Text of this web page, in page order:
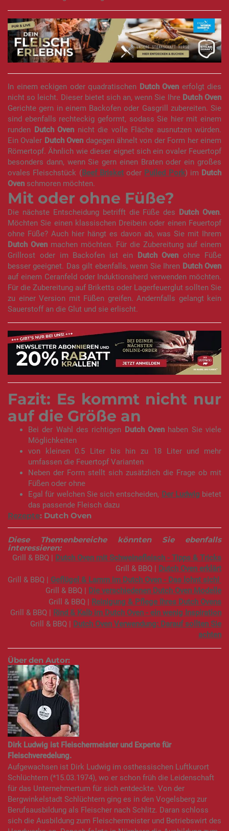
In einem eckigen oder quadratischen Dutch Oven erfolgt dies
nicht so leicht. Dieser bietet sich an, wenn Sie Ihre Dutch Oven
Gerichte gern in einem Backofen oder Gasgrill zubereiten. Sie
sind ebenfalls rechteckig geformt, sodass Sie hier mit einem
runden Dutch Oven nicht die volle Fläche ausnutzen würden.
Ein Ovaler Dutch Oven dagegen ähnelt von der Form her einem
Römertopf. Ähnlich wie dieser eignet sich ein ovaler Feuertopf
besonders dann, wenn Sie gern einen Braten oder ein großes
ovales Fleischstück (Beef Brisketoder Pulled Pork) im Dutch
Oven schmoren möchten.
Mit oder ohne Füße?
Die nächste Entscheidung betrifft die Füße des Dutch Oven.
Möchten Sie einen klassischen Dreibein oder einen Feuertopf
ohne Füße? Auch hier hängt es davon ab, was Sie mit Ihrem
Dutch Oven machen möchten. Für die Zubereitung auf einem
Grillrost oder im Backofen ist ein Dutch Oven ohne Füße
besser geeignet. Das gilt ebenfalls, wenn Sie Ihren Dutch Oven
auf einem Ceranfeld oder Induktionsherd verwenden möchten.
Für die Zubereitung auf Briketts oder Lagerfeuerglut sollten Sie
zu einer Version mit Füßen greifen. Andernfalls gelangt kein
Sauerstoff an die Glut und sie erlischt.
Fazit: Es kommt nicht nur
auf die Größe an
Bei der Wahl des richtigen Dutch Oven haben Sie viele
Möglichkeiten
von kleinen 0.5 Liter bis hin zu 18 Liter und mehr
umfassen die Feuertopf Varianten
Neben der Form stellt sich zusätzlich die Frage ob mit
Füßen oder ohne
Egal für welchen Sie sich entscheiden, Der Ludwig bietet
das passende Fleisch dazu
Rezepte: Dutch Oven
Diese Themenbereiche könnten Sie ebenfalls
interessieren:
Grill & BBQ | Dutch Oven mit Schweinefleisch - Tipps & Tricks
Grill & BBQ | Dutch Oven erklärt
Grill & BBQ | Geflügel & Lamm im Dutch Oven - Das lohnt sich!
Grill & BBQ | Die verschiedenen Dutch Oven Modelle
Grill & BBQ | Reinigung & Pflege Ihres Dutch Ovens
Grill & BBQ | Rind & Kalb im Dutch Oven - ein wenig Inspiration
Grill & BBQ | Dutch Oven Verwendung: Darauf sollten Sie
achten
Über den Autor:
Dirk Ludwig ist Fleischermeister und Experte für
Fleischveredelung.
Aufgewachsen ist Dirk Ludwig im osthessischen Luftkurort
Schlüchtern (*15.03.1974), wo er schon früh die Leidenschaft
für das Unternehmertum für sich entdeckte. Von der
Bergwinkelstadt Schlüchtern ging es in den Vogelsberg zur
Berufsausbildung als Fleischer nach Schlitz. Daran schloss
sich die Ausbildung zum Fleischermeister und Betriebswirt des